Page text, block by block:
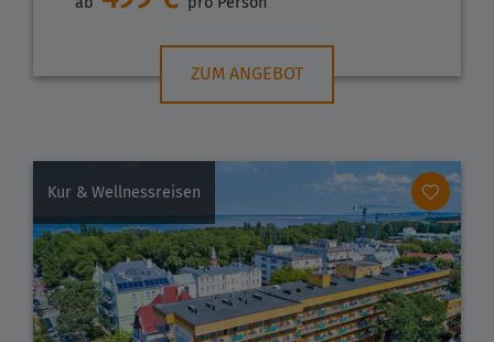
ZUM ANGEBOT
Kur & Wellnessreisen